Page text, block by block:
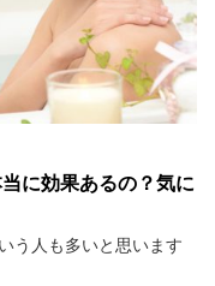
に効果あるの？気に
う人も多いと思います